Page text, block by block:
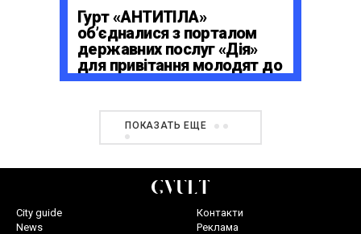
Гурт «АНТИТІЛА»
обʼєдналися з порталом
державних послуг «Дія»
для привітання молодят до
Дня Закоханих
ПОКАЗАТЬ ЕЩЕ
City guide
News
Контакти
Реклама